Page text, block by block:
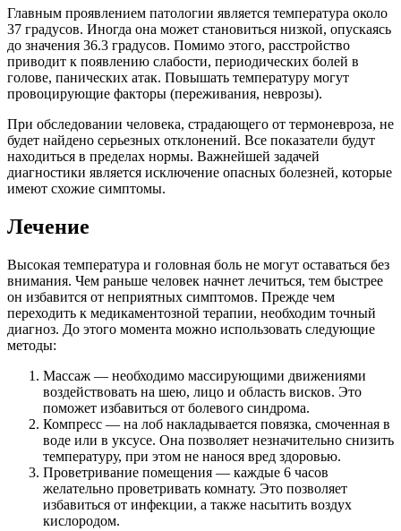
Главным проявлением патологии является температура около
37 градусов. Иногда она может становиться низкой, опускаясь
до значения 36.3 градусов. Помимо этого, расстройство
приводит к появлению слабости, периодических болей в
голове, панических атак. Повышать температуру могут
провоцирующие факторы (переживания, неврозы).
При обследовании человека, страдающего от термоневроза, не
будет найдено серьезных отклонений. Все показатели будут
находиться в пределах нормы. Важнейшей задачей
диагностики является исключение опасных болезней, которые
имеют схожие симптомы.
Лечение
Высокая температура и головная боль не могут оставаться без
внимания. Чем раньше человек начнет лечиться, тем быстрее
он избавится от неприятных симптомов. Прежде чем
переходить к медикаментозной терапии, необходим точный
диагноз. До этого момента можно использовать следующие
методы:
Массаж — необходимо массирующими движениями
воздействовать на шею, лицо и область висков. Это
поможет избавиться от болевого синдрома.
Компресс — на лоб накладывается повязка, смоченная в
воде или в уксусе. Она позволяет незначительно снизить
температуру, при этом не нанося вред здоровью.
Проветривание помещения — каждые 6 часов
желательно проветривать комнату. Это позволяет
избавиться от инфекции, а также насытить воздух
кислородом.